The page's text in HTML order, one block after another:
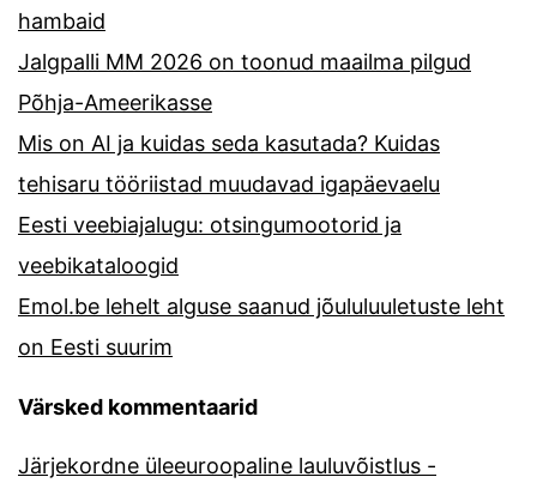
hambaid
Jalgpalli MM 2026 on toonud maailma pilgud
Põhja-Ameerikasse
Mis on AI ja kuidas seda kasutada? Kuidas
tehisaru tööriistad muudavad igapäevaelu
Eesti veebiajalugu: otsingumootorid ja
veebikataloogid
Emol.be lehelt alguse saanud jõululuuletuste leht
on Eesti suurim
Värsked kommentaarid
Järjekordne üleeuroopaline lauluvõistlus -